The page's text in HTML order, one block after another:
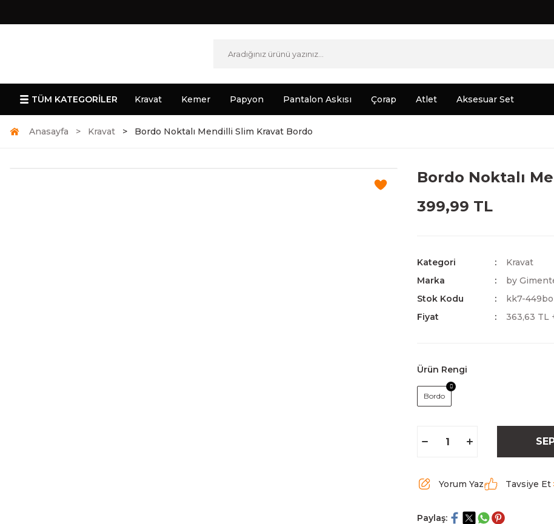
TÜM KATEGORİLER Kravat Kemer Papyon Pantalon Askısı Çorap Atlet Aksesuar Set
Anasayfa Kravat Bordo Noktalı Mendilli Slim Kravat Bordo
Bordo Noktalı
399,99 TL
Kategori
Kravat
Marka
by
Stok Kodu
kk7-
Fiyat
363,63 TL
Ürün Rengi
Bordo
Yorum Yaz Tavsiye Et
Paylaş: